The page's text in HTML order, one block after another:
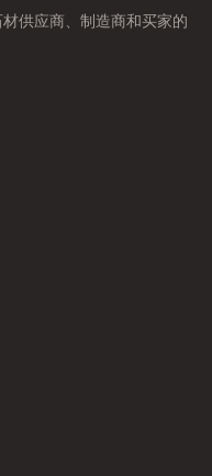
供应商、制造商和买家的